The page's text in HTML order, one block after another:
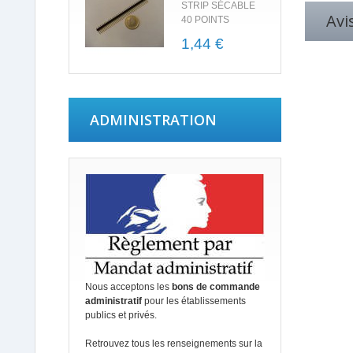
STRIP SÉCABLE
40 POINTS
1,44 €
ADMINISTRATION
Nous acceptons les bons de commande
administratif pour les établissements
publics et privés.
Retrouvez tous les renseignements sur la